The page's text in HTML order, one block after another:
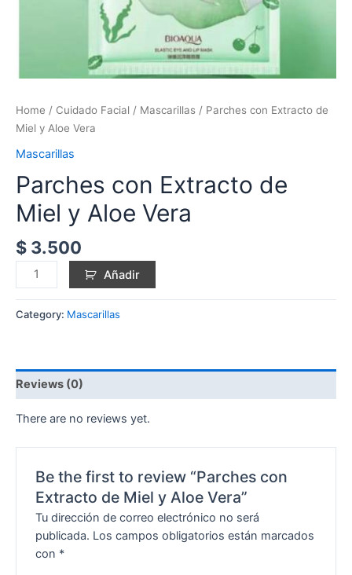
Home / Cuidado Facial / Mascarillas / Parches con Extracto de
Miel y Aloe Vera
Mascarillas
Parches con Extracto de
Miel y Aloe Vera
$ 3.500
Añadir
Category: Mascarillas
Reviews (0)
There are no reviews yet.
Be the first to review “Parches con
Extracto de Miel y Aloe Vera”
Tu dirección de correo electrónico no será
publicada. Los campos obligatorios están marcados
con *